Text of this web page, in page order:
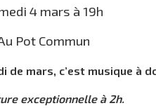
4 mars à 19h
Pot Commun
de mars, c’est musique à
exceptionnelle à 2h.